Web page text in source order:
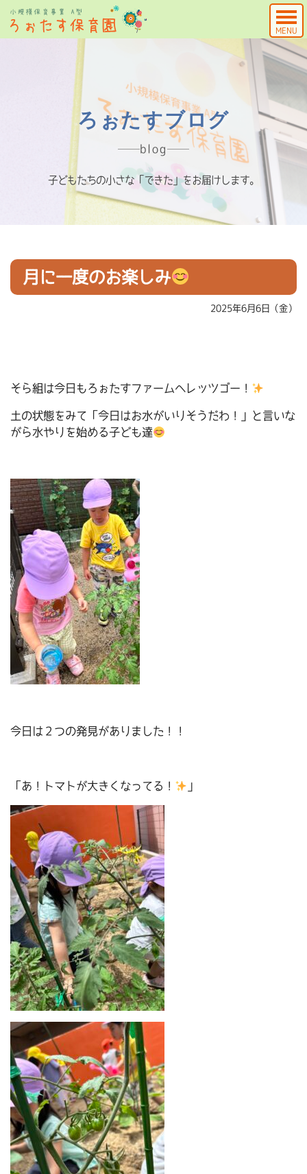
MENU
ろぉたすブログ
blog
子どもたちの小さな「できた」をお届けします。
月に一度のお楽しみ
2025年6月6日（金）
そら組は今日もろぉたすファームへレッツゴー！
土の状態をみて「今日はお水がいりそうだわ！」と言いな
がら水やりを始める子ども達
今日は２つの発見がありました！！
「あ！トマトが大きくなってる！ 」